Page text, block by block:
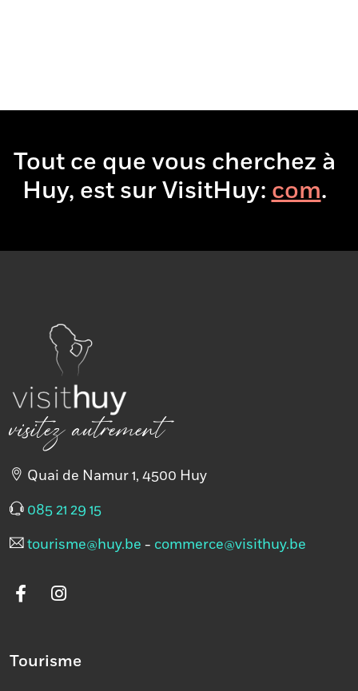
Tout ce que vous cherchez à
Huy, est sur VisitHuy:boir.
visitez autrement
Quai de Namur 1, 4500 Huy
085 21 29 15
tourisme@huy.be - commerce@visithuy.be
Tourisme